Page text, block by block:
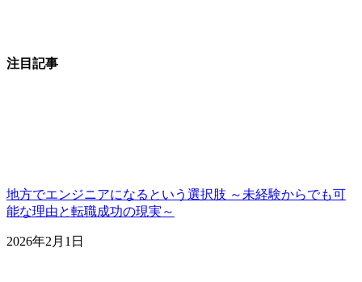
注目記事
地方でエンジニアになるという選択肢 ～未経験からでも可
能な理由と転職成功の現実～
2026年2月1日